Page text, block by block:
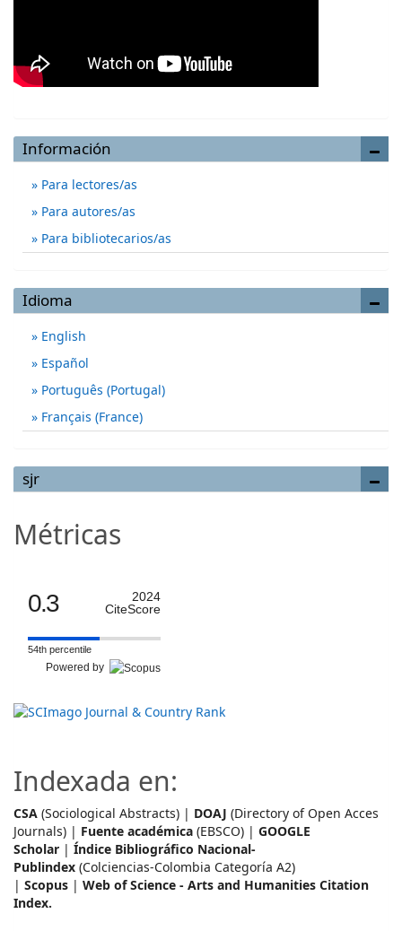
Información
Para lectores/as
Para autores/as
Para bibliotecarios/as
Idioma
English
Español
Português (Portugal)
Français (France)
sjr
Métricas
0.3
2024
CiteScore
54th percentile
Powered by
Indexada en:
CSA (Sociological Abstracts) | DOAJ (Directory of Open Acces
Journals) | Fuente académica (EBSCO) | GOOGLE
Scholar | Índice Bibliográfico Nacional-
Publindex (Colciencias-Colombia Categoría A2)
| Scopus | Web of Science - Arts and Humanities Citation
Index.